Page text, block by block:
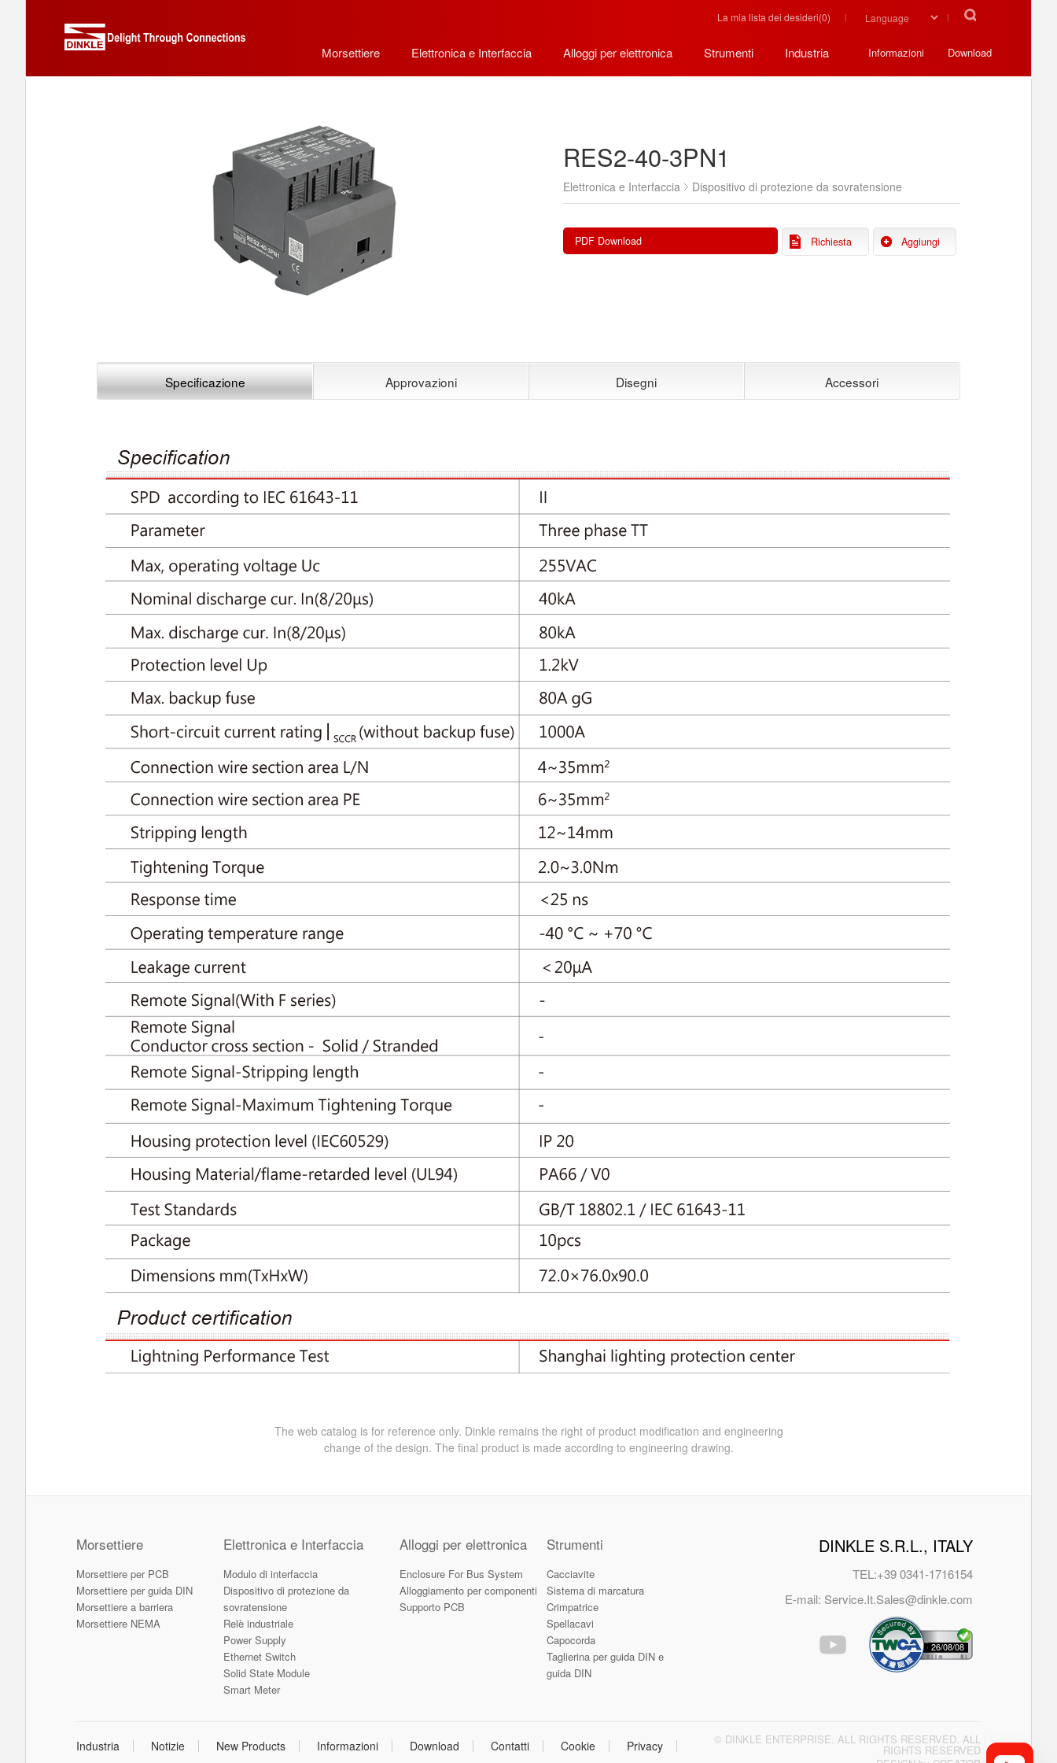
La mia lista dei desideri(0)
Morsettiere Elettronica e Interfaccia Alloggi per elettronica Strumenti Industria Informazioni Download
RES2-40-3PN1
Elettronica e Interfaccia Dispositivo di protezione da sovratensione
PDF Download Richiesta Aggiungi
Specificazione Approvazioni Disegni Accessori
The web catalog is for reference only. Dinkle remains the right of product modification and engineering
change of the design. The final product is made according to engineering drawing.
Morsettiere
Morsettiere per PCB
Morsettiere per guida DIN
Morsettiere a barriera
Morsettiere NEMA
Elettronica e Interfaccia
Modulo di interfaccia
Dispositivo di protezione da
sovratensione
Relè industriale
Power Supply
Ethernet Switch
Solid State Module
Smart Meter
Alloggi per elettronica
Enclosure For Bus System
Alloggiamento per componenti
Supporto PCB
Strumenti
Cacciavite
Sistema di marcatura
Crimpatrice
Spellacavi
Capocorda
Taglierina per guida DIN e
guida DIN
DINKLE S.R.L., ITALY
TEL:+39 0341-1716154
E-mail: Service.It.Sales@dinkle.com
26/08/08
Industria Notizie New Products Informazioni Download Contatti Cookie Privacy © DINKLE ENTERPRISE. ALL RIGHTS RESERVED. ALL
RIGHTS RESERVED